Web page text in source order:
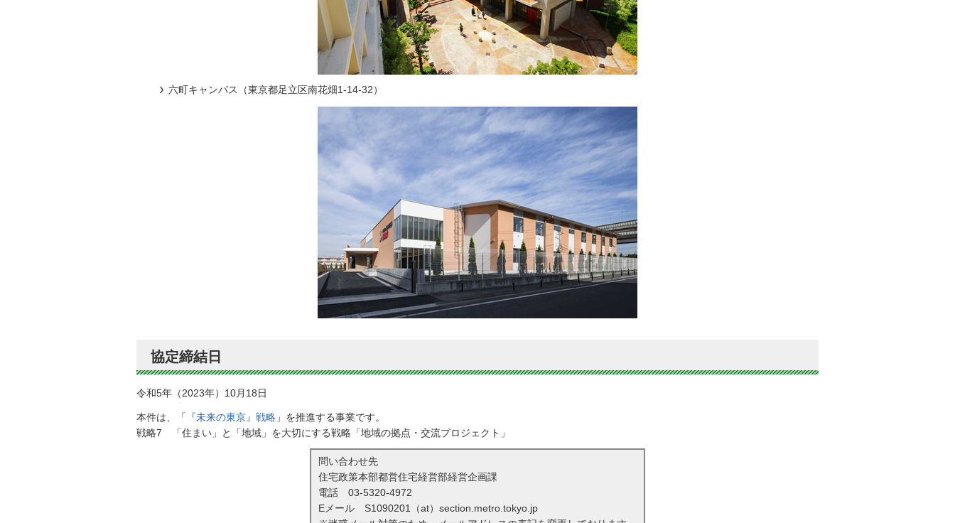
六町キャンパス（東京都足立区南花畑1-14-32）
協定締結日
令和5年（2023年）10月18日
本件は、「 『未来の東京』戦略 」を推進する事業です。
戦略7 「住まい」と「地域」を大切にする戦略「地域の拠点・交流プロジェクト」
問い合わせ先
住宅政策本部都営住宅経営部経営企画課
電話 03-5320-4972
Eメール S1090201（at）section.metro.tokyo.jp